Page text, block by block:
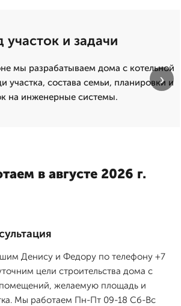
и задачи
мы разрабатываем дома с котельной
участка, состава семьи, планировки и
на инженерные системы.
›
в августе 2026 г.
Денису и Федору по телефону +7
цели строительства дома с
помещений, желаемую площадь и
Мы работаем Пн-Пт 09-18 Сб-Вс